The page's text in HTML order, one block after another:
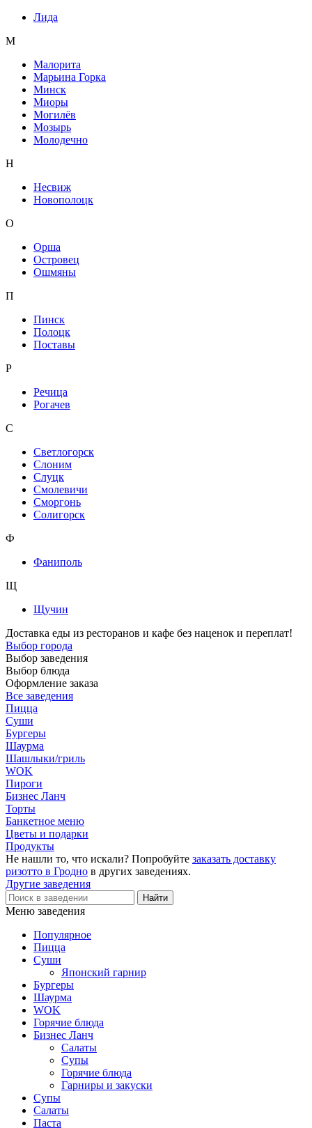
Лида
М
Малорита
Марьина Горка
Минск
Миоры
Могилёв
Мозырь
Молодечно
Н
Несвиж
Новополоцк
О
Орша
Островец
Ошмяны
П
Пинск
Полоцк
Поставы
Р
Речица
Рогачев
С
Светлогорск
Слоним
Слуцк
Смолевичи
Сморгонь
Солигорск
Ф
Фаниполь
Щ
Щучин
Доставка еды из ресторанов и кафе без наценок и переплат!
Выбор города
Выбор заведения
Выбор блюда
Оформление заказа
Все заведения
Пицца
Суши
Бургеры
Шаурма
Шашлыки/гриль
WOK
Пироги
Бизнес Ланч
Торты
Банкетное меню
Цветы и подарки
Продукты
Не нашли то, что искали? Попробуйте заказать доставку
ризотто в Гродно в других заведениях.
Другие заведения
Меню заведения
Популярное
Пицца
Суши
Японский гарнир
Бургеры
Шаурма
WOK
Горячие блюда
Бизнес Ланч
Салаты
Супы
Горячие блюда
Гарниры и закуски
Супы
Салаты
Паста